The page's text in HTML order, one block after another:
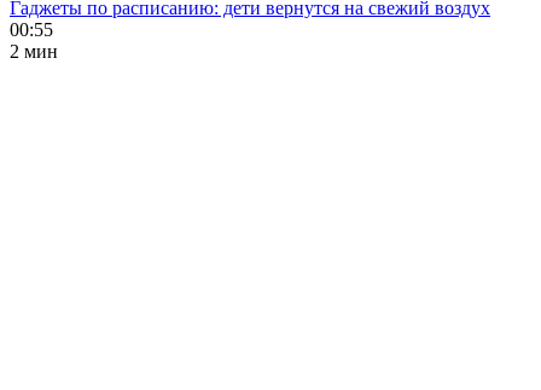
Гаджеты по расписанию: дети вернутся на свежий воздух
00:55
2 мин